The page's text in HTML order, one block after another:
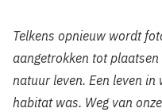
Telkens opnieuw wordt
aangetrokken tot
natuur leven. Een leven
habitat was. Weg van